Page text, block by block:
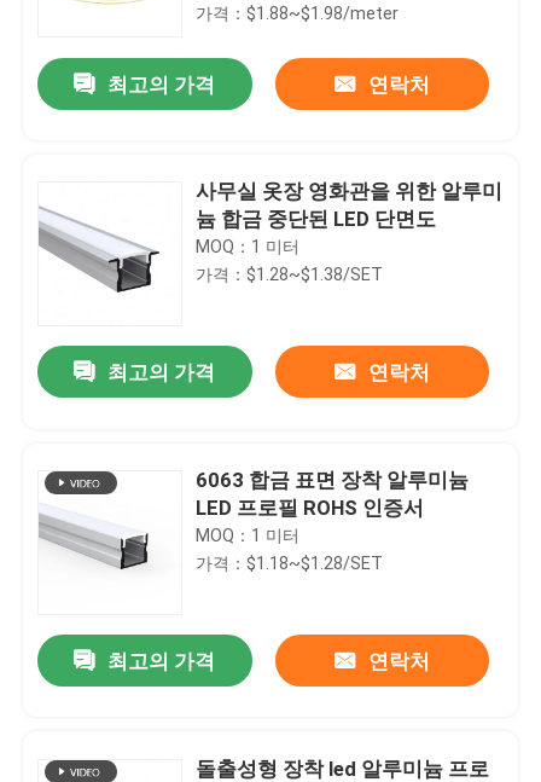
가격：$1.88~$1.98/meter
최고의 가격 연락처
사무실 옷장 영화관을 위한 알루미
늄 합금 중단된 LED 단면도
MOQ：1 미터
가격：$1.28~$1.38/SET
최고의 가격 연락처
6063 합금 표면 장착 알루미늄
LED 프로필 ROHS 인증서
MOQ：1 미터
가격：$1.18~$1.28/SET
최고의 가격 연락처
돌출성형 장착 led 알루미늄 프로